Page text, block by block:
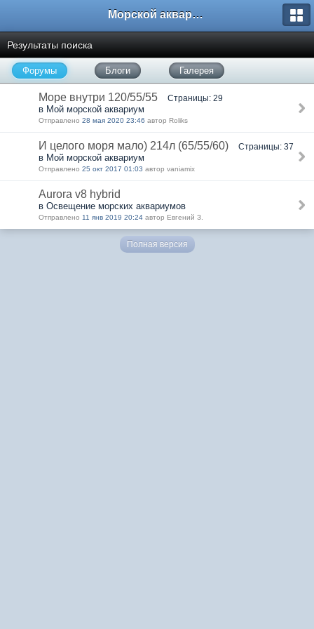
Морской аквариум. Форумы ReefCentral.ru
Результаты поиска
Форумы Блоги Галерея
Море внутри 120/55/55 Страницы: 29
в Мой морской аквариум
Отправлено 28 мая 2020 23:46 автор Roliks
И целого моря мало) 214л (65/55/60) Страницы: 37
в Мой морской аквариум
Отправлено 25 окт 2017 01:03 автор vaniamix
Аurora v8 hybrid
в Освещение морских аквариумов
Отправлено 11 янв 2019 20:24 автор Евгений З.
Полная версия